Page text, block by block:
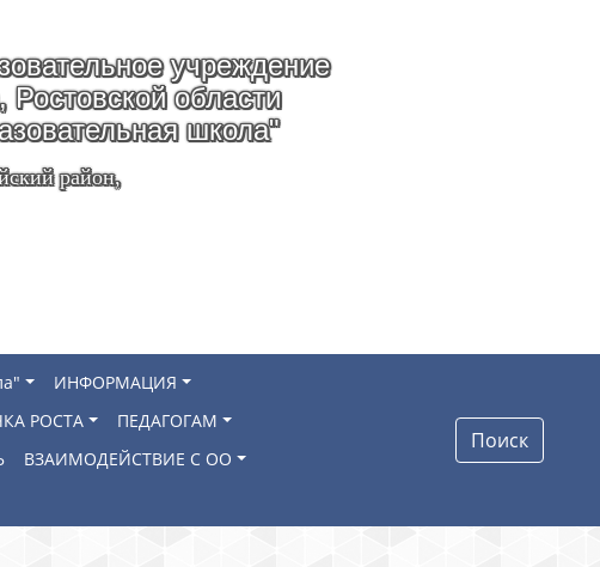
учреждение
Ростовской области
школа"
район,
ИНФОРМАЦИЯ
РОСТА
ПЕДАГОГАМ
ВЗАИМОДЕЙСТВИЕ С ОО
Поиск